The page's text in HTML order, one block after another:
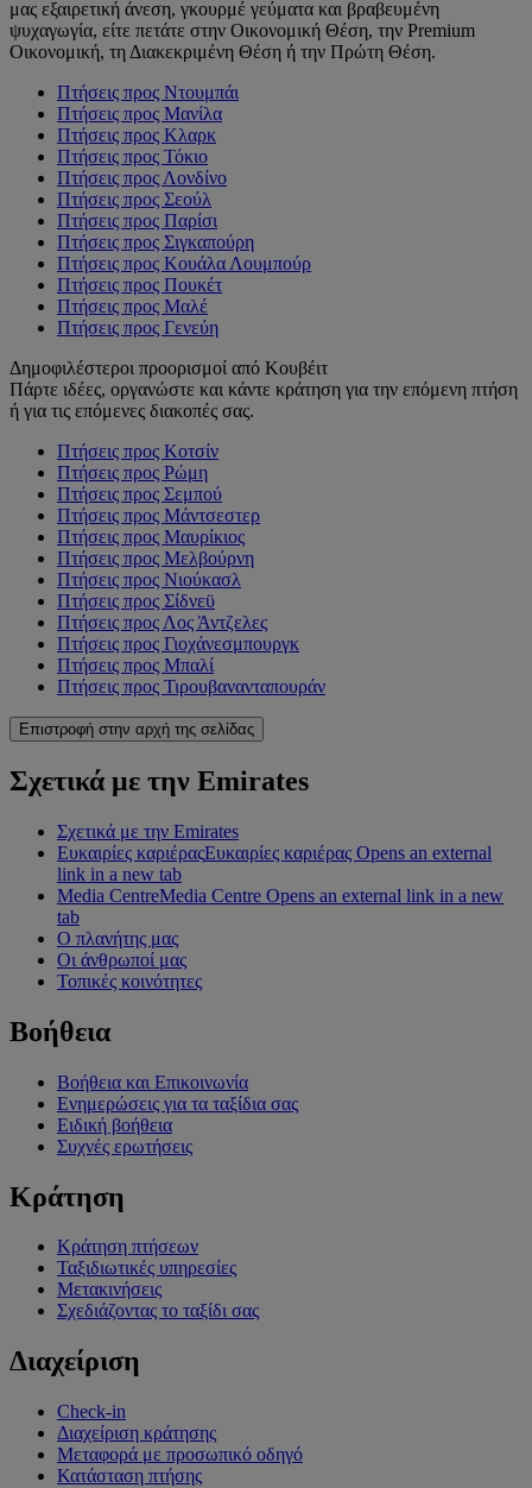
μας εξαιρετική άνεση, γκουρμέ γεύματα και βραβευμένη
ψυχαγωγία, είτε πετάτε στην Οικονομική Θέση, την Premium
Οικονομική, τη Διακεκριμένη Θέση ή την Πρώτη Θέση.
Πτήσεις προς Ντουμπάι
Πτήσεις προς Μανίλα
Πτήσεις προς Κλαρκ
Πτήσεις προς Τόκιο
Πτήσεις προς Λονδίνο
Πτήσεις προς Σεούλ
Πτήσεις προς Παρίσι
Πτήσεις προς Σιγκαπούρη
Πτήσεις προς Κουάλα Λουμπούρ
Πτήσεις προς Πουκέτ
Πτήσεις προς Μαλέ
Πτήσεις προς Γενεύη
Δημοφιλέστεροι προορισμοί από Κουβέιτ
Πάρτε ιδέες, οργανώστε και κάντε κράτηση για την επόμενη πτήση
ή για τις επόμενες διακοπές σας.
Πτήσεις προς Κοτσίν
Πτήσεις προς Ρώμη
Πτήσεις προς Σεμπού
Πτήσεις προς Μάντσεστερ
Πτήσεις προς Μαυρίκιος
Πτήσεις προς Μελβούρνη
Πτήσεις προς Νιούκασλ
Πτήσεις προς Σίδνεϋ
Πτήσεις προς Λος Άντζελες
Πτήσεις προς Γιοχάνεσμπουργκ
Πτήσεις προς Μπαλί
Πτήσεις προς Τιρουβανανταπουράν
Επιστροφή στην αρχή της σελίδας
Σχετικά με την Emirates
Σχετικά με την Emirates
Ευκαιρίες καριέραςΕυκαιρίες καριέρας Opens an external
link in a new tab
Media CentreMedia Centre Opens an external link in a new
tab
Ο πλανήτης μας
Οι άνθρωποί μας
Τοπικές κοινότητες
Βοήθεια
Βοήθεια και Επικοινωνία
Ενημερώσεις για τα ταξίδια σας
Ειδική βοήθεια
Συχνές ερωτήσεις
Κράτηση
Κράτηση πτήσεων
Ταξιδιωτικές υπηρεσίες
Μετακινήσεις
Σχεδιάζοντας το ταξίδι σας
Διαχείριση
Check-in
Διαχείριση κράτησης
Μεταφορά με προσωπικό οδηγό
Κατάσταση πτήσης